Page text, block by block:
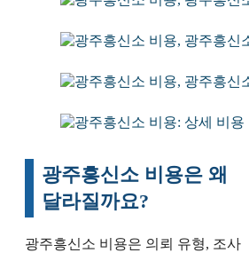
광주흥신소 비용은 왜
달라질까요?
광주흥신소 비용은 의뢰 유형, 조사